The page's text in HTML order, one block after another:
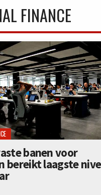
FINANCE
banen voor
bereikt laagste